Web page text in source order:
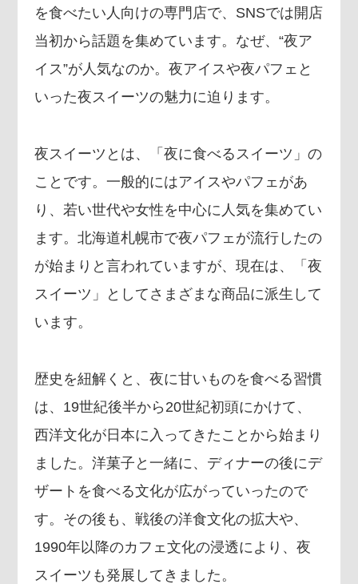
～
を食べたい人向けの専門店で、SNSでは開店
当初から話題を集めています。なぜ、“夜ア
イス”が人気なのか。夜アイスや夜パフェと
いった夜スイーツの魅力に迫ります。
夜スイーツとは、「夜に食べるスイーツ」の
ことです。一般的にはアイスやパフェがあ
り、若い世代や女性を中心に人気を集めてい
ます。北海道札幌市で夜パフェが流行したの
が始まりと言われていますが、現在は、「夜
スイーツ」としてさまざまな商品に派生して
います。
歴史を紐解くと、夜に甘いものを食べる習慣
は、19世紀後半から20世紀初頭にかけて、
西洋文化が日本に入ってきたことから始まり
ました。洋菓子と一緒に、ディナーの後にデ
ザートを食べる文化が広がっていったので
す。その後も、戦後の洋食文化の拡大や、
1990年以降のカフェ文化の浸透により、夜
スイーツも発展してきました。